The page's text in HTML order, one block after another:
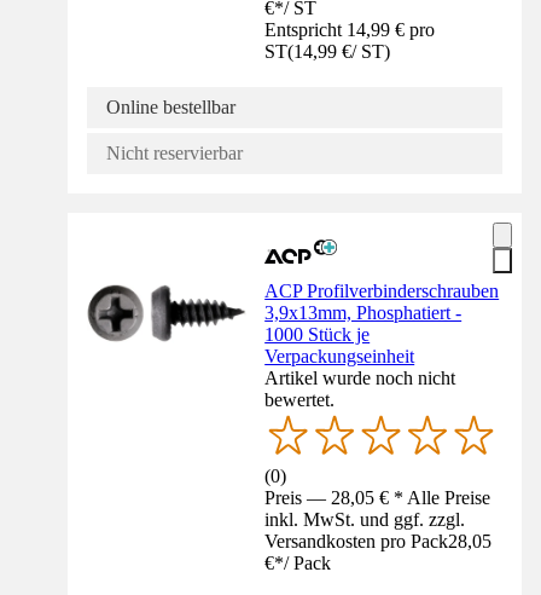
€*/ ST
Entspricht 14,99 € pro
ST(14,99 €/ ST)
Online bestellbar
Nicht reservierbar
ACP Profilverbinderschrauben
3,9x13mm, Phosphatiert -
1000 Stück je
Verpackungseinheit
Artikel wurde noch nicht
bewertet.
(0)
Preis — 28,05 € * Alle Preise
inkl. MwSt. und ggf. zzgl.
Versandkosten pro Pack28,05
€*/ Pack